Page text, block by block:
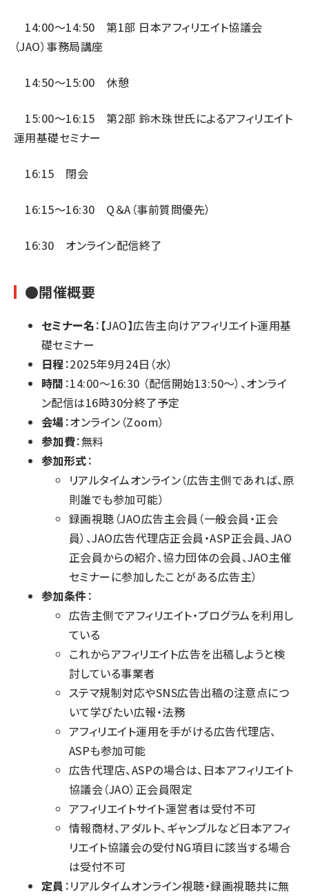
14:00～14:50 第1部 日本アフィリエイト協議会
（JAO）事務局講座
14:50～15:00 休憩
15:00～16:15 第2部 鈴木珠世氏によるアフィリエイト
運用基礎セミナー
16:15 閉会
16:15～16:30 Q＆A（事前質問優先）
16:30 オンライン配信終了
●開催概要
セミナー名：【JAO】広告主向けアフィリエイト運用基
礎セミナー
日程：2025年9月24日（水）
時間 ：14:00～16:30 （配信開始13:50～）、オンライ
ン配信は16時30分終了予定
会場：オンライン（Zoom）
参加費：無料
参加形式：
リアルタイムオンライン（広告主側であれば、原
則誰でも参加可能）
録画視聴（JAO広告主会員（一般会員・正会
員）、JAO広告代理店正会員・ASP正会員、JAO
正会員からの紹介、協力団体の会員、JAO主催
セミナーに参加したことがある広告主）
参加条件：
広告主側でアフィリエイト・プログラムを利用し
ている
これからアフィリエイト広告を出稿しようと検
討している事業者
ステマ規制対応やSNS広告出稿の注意点につ
いて学びたい広報・法務
アフィリエイト運用を手がける広告代理店、
ASPも参加可能
広告代理店、ASPの場合は、日本アフィリエイト
協議会（JAO）正会員限定
アフィリエイトサイト運営者は受付不可
情報商材、アダルト、ギャンブルなど日本アフィ
リエイト協議会の受付NG項目に該当する場合
は受付不可
定員 ：リアルタイムオンライン視聴・録画視聴共に無